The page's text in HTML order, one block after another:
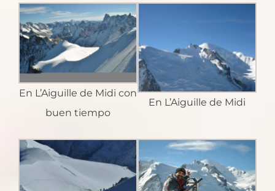
En L’Aiguille de Midi con
buen tiempo
En L’Aiguille de Midi